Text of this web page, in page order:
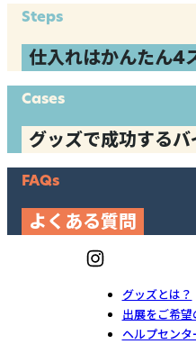
Steps
仕入れはかんたん4
Cases
グッズで成功するバ
FAQs
よくある質問
グッズとは？
出展をご希
ヘルプセンタ